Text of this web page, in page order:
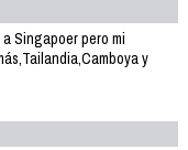
Singapoer pero mi
y